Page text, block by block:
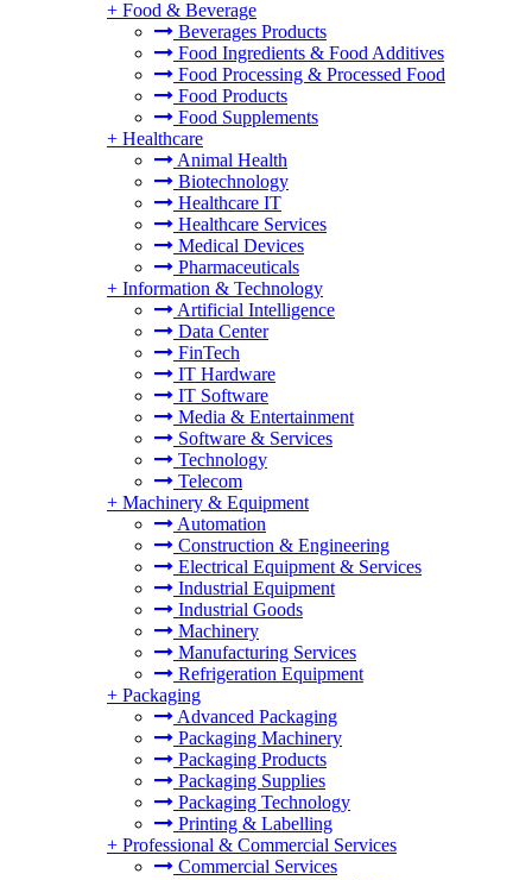
+ Food & Beverage
Beverages Products
Food Ingredients & Food Additives
Food Processing & Processed Food
Food Products
Food Supplements
+ Healthcare
Animal Health
Biotechnology
Healthcare IT
Healthcare Services
Medical Devices
Pharmaceuticals
+ Information & Technology
Artificial Intelligence
Data Center
FinTech
IT Hardware
IT Software
Media & Entertainment
Software & Services
Technology
Telecom
+ Machinery & Equipment
Automation
Construction & Engineering
Electrical Equipment & Services
Industrial Equipment
Industrial Goods
Machinery
Manufacturing Services
Refrigeration Equipment
+ Packaging
Advanced Packaging
Packaging Machinery
Packaging Products
Packaging Supplies
Packaging Technology
Printing & Labelling
+ Professional & Commercial Services
Commercial Services